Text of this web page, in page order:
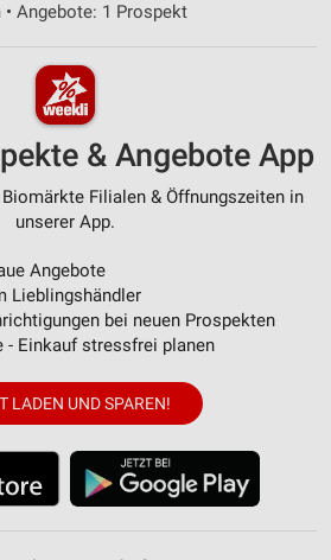
• Angebote: 1 Prospekt
& Angebote App
Filialen & Öffnungszeiten in
unserer App.
Angebote
Lieblingshändler
bei neuen Prospekten
- Einkauf stressfrei planen
LADEN UND SPAREN!